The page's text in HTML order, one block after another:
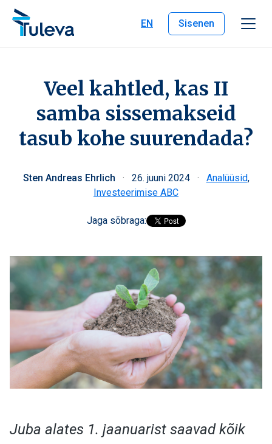
Liigu edasi sisu juurde
EN
Sisenen
Veel kahtled, kas II
samba sissemakseid
tasub kohe suurendada?
Sten Andreas Ehrlich · 26. juuni 2024 · Analüüsid,
Investeerimise ABC
Jaga sõbraga:
Juba alates 1. jaanuarist saavad kõik